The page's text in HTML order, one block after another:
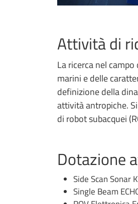
Attività di
La ricerca nel
marini e delle
definizione della
attività antropiche.
di robot subacquei
Dotazione
Side Scan Sonar
Single Beam